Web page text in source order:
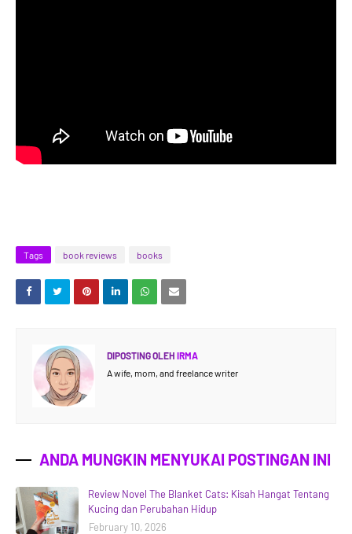
Tags book reviews books
DIPOSTING OLEH IRMA
A wife, mom, and freelance writer
ANDA MUNGKIN MENYUKAI POSTINGAN INI
Review Novel The Blanket Cats: Kisah Hangat Tentang
Kucing dan Perubahan Hidup
February 10, 2026